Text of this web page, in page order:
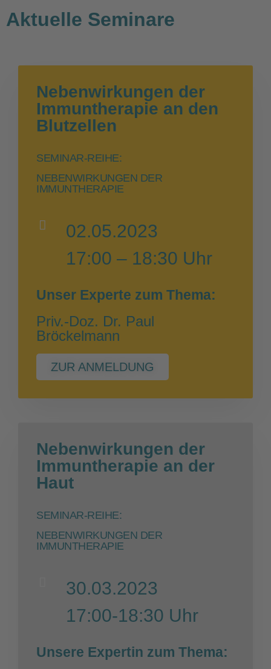
Aktuelle Seminare
Nebenwirkungen der
Immuntherapie an den
Blutzellen
SEMINAR-REIHE:
NEBENWIRKUNGEN DER
IMMUNTHERAPIE
02.05.2023
17:00 – 18:30 Uhr
Unser Experte zum Thema:
Priv.-Doz. Dr. Paul
Bröckelmann
ZUR ANMELDUNG
Nebenwirkungen der
Immuntherapie an der
Haut
SEMINAR-REIHE:
NEBENWIRKUNGEN DER
IMMUNTHERAPIE
30.03.2023
17:00-18:30 Uhr
Unsere Expertin zum Thema: